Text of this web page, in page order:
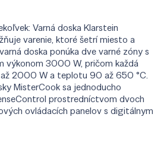
Varná doska Klarstein
varenie, ktoré šetrí miesto a
doska ponúka dve varné zóny s
výkonom 3000 W, pričom každá
až 2000 W a teplotu 90 až 650 °C.
MisterCook sa jednoducho
prostredníctvom dvoch
ovládacích panelov s digitálnym